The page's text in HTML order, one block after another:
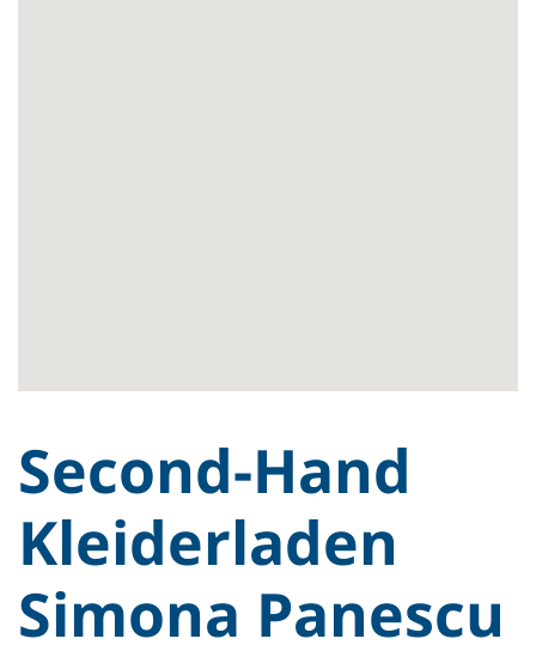
Second-Hand
Kleiderladen
Simona Panescu